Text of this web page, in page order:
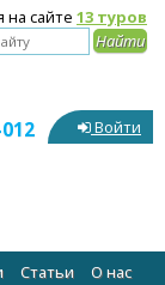
на сайте 13 туров
Войти
Статьи
О нас